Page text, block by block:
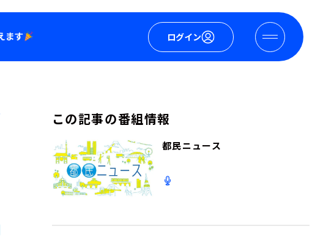
ログイン
この記事の番組情報
都民ニュース